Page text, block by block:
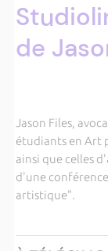
de
Jason Files,
étudiants en Art
ainsi que celles
d'une
artistique".